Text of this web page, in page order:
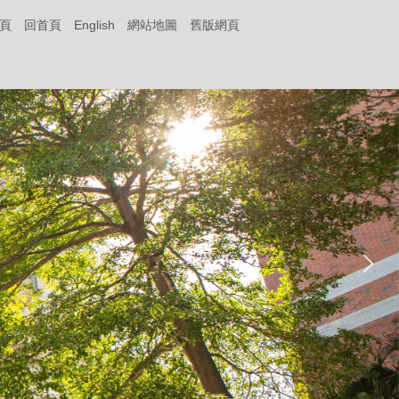
回首頁 English 網站地圖 舊版網頁